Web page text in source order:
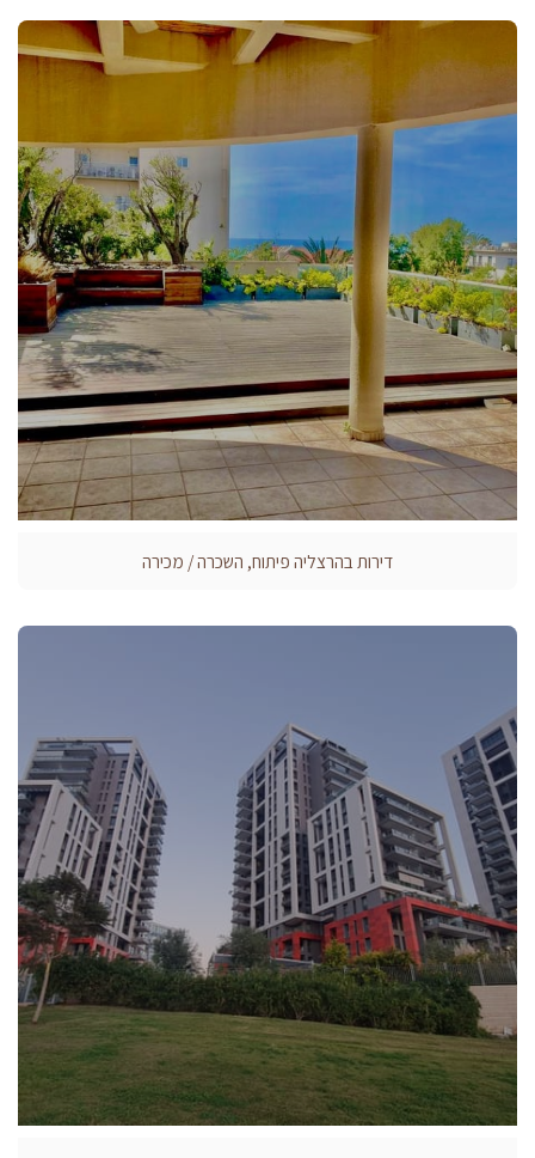
דירות בהרצליה פיתוח, השכרה / מכירה